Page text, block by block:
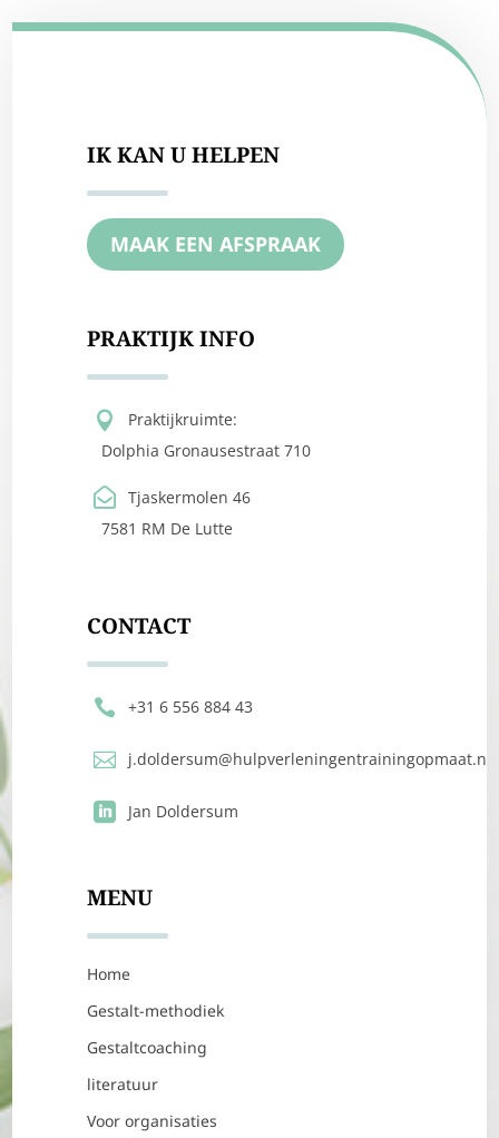
IK KAN U HELPEN
MAAK EEN AFSPRAAK
PRAKTIJK INFO

Praktijkruimte:
Dolphia Gronausestraat 710
 Tjaskermolen 46
7581 RM De Lutte
CONTACT
 +31 6 556 884 43
 j.doldersum@hulpverleningentrainingopmaat.nl
 Jan Doldersum
MENU
Home
Gestalt-methodiek
Gestaltcoaching
literatuur
Voor organisaties